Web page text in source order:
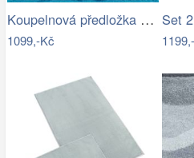
Koupelnová předložka SUNSHINE
1099,-Kč